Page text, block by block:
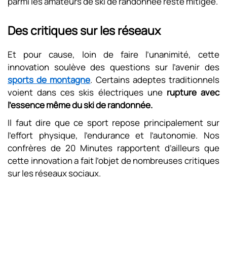
Des critiques sur les réseaux
Et pour cause, loin de faire l’unanimité, cette
innovation soulève des questions sur l’avenir des
sports de montagne. Certains adeptes traditionnels
voient dans ces skis électriques une rupture avec
l’essence même du ski de randonnée.
Il faut dire que ce sport repose principalement sur
l’effort physique, l’endurance et l’autonomie. Nos
confrères de 20 Minutes rapportent d’ailleurs que
cette innovation a fait l’objet de nombreuses critiques
sur les réseaux sociaux.